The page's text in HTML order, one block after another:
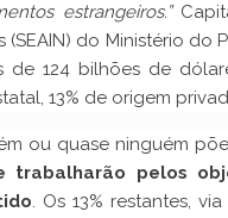
estrangeiros.”
(SEAIN) do Ministério
de 124 bilhões de
13% de origem
ou quase ninguém
trabalharão pelos
. Os 13% restantes,